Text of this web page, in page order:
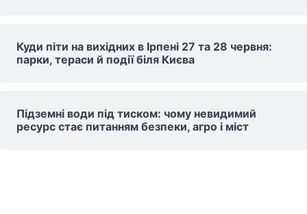
Куди піти на вихідних в Ірпені 27 та 28 червня:
парки, тераси й події біля Києва
Підземні води під тиском: чому невидимий
ресурс стає питанням безпеки, агро і міст